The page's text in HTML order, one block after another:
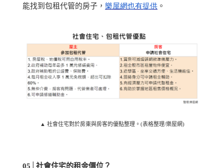
能找到包租代管的房子， 樂屋網也有提供 。
▲ 社會住宅對於房東與房客的優點整理。(表格整理/樂屋網)
05│ 社會住宅的租金價位？